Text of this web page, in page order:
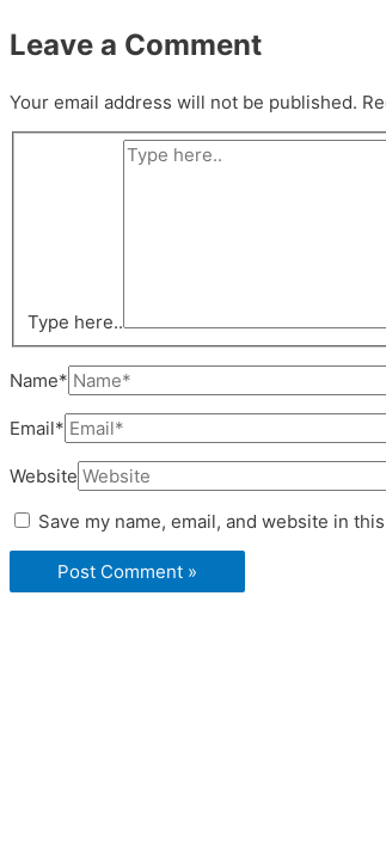
Leave a Comment
Your email address will not be published.
Type here..
Name*
Email*
Website
Save my name, email, and website in